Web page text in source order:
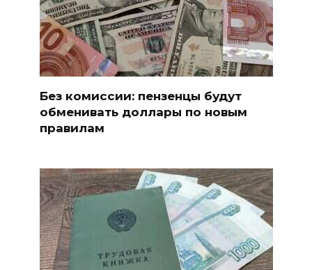
Без комиссии: пензенцы будут
обменивать доллары по новым
правилам